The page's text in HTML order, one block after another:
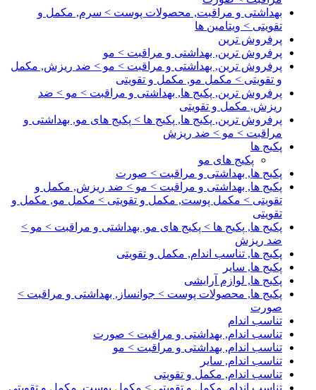
بهداشتی و مراقبت, محصولات پوست > سرم, مکمل و
تقویتی > ویتامین ها
پرفروش ترین
پرفروش ترین, بهداشتی و مراقبت > مو
پرفروش ترین, بهداشتی و مراقبت > مو > ضد ریزش, مکمل
و تقویتی > مکمل مو, مکمل و تقویتی
پرفروش ترین, پکیج ها, بهداشتی و مراقبت > مو > ضد
ریزش, مکمل و تقویتی
پرفروش ترین, پکیج ها, پکیج ها > پکیج های مو, بهداشتی و
مراقبت > مو > ضد ریزش
پکیج ها
پکیج های مو
پکیج ها, بهداشتی و مراقبت > صورت
پکیج ها, بهداشتی و مراقبت > مو > ضد ریزش, مکمل و
تقویتی > مکمل پوست, مکمل و تقویتی > مکمل مو, مکمل و
تقویتی
پکیج ها, پکیج ها > پکیج های مو, بهداشتی و مراقبت > مو >
ضد ریزش
پکیج ها, تناسب اندام, مکمل و تقویتی
پکیج ها, سایر
پکیج ها, لوازم آرایشی
پکیج ها, محصولات پوست > جوانساز, بهداشتی و مراقبت >
صورت
تناسب اندام
تناسب اندام, بهداشتی و مراقبت > صورت
تناسب اندام, بهداشتی و مراقبت > مو
تناسب اندام, سایر
تناسب اندام, مکمل و تقویتی